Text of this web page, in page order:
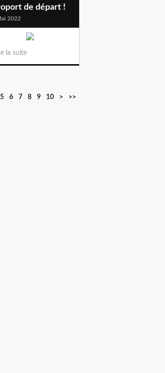
de départ !
2022
la suite
5 6 7 8 9 10
2
3
4
5
6
> >>